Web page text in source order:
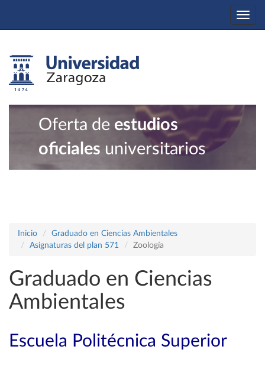
Oferta de estudios
oficiales universitarios
Inicio
Graduado en Ciencias Ambientales
Asignaturas del plan 571
Zoología
Graduado en Ciencias
Ambientales
Escuela Politécnica Superior